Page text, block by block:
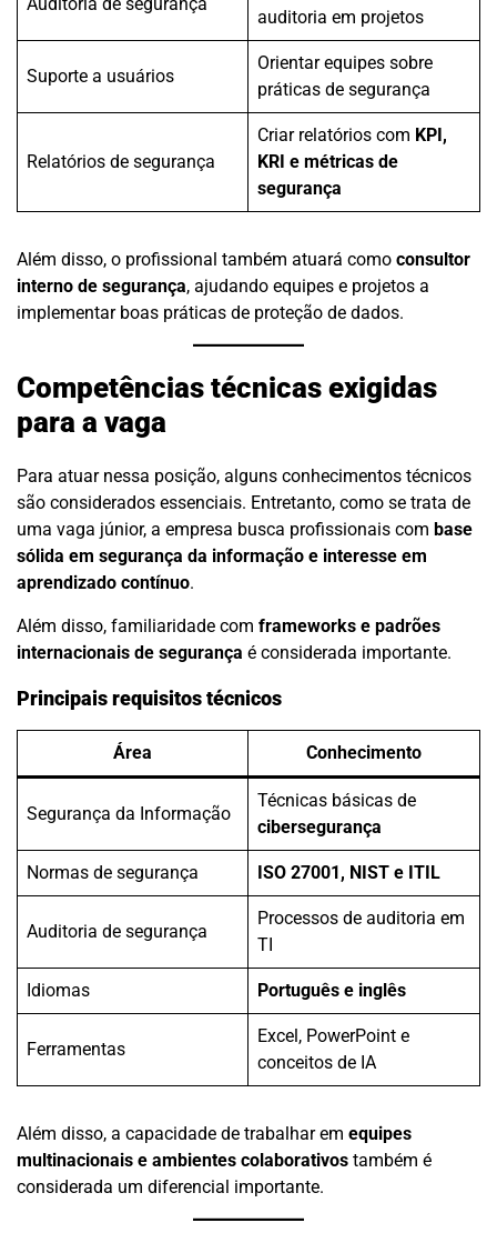
auditoria em projetos
Suporte a usuários
Orientar equipes sobre
práticas de segurança
Relatórios de segurança
Criar relatórios com KPI,
KRI e métricas de
segurança
Além disso, o profissional também atuará como consultor
interno de segurança, ajudando equipes e projetos a
implementar boas práticas de proteção de dados.
Competências técnicas exigidas
para a vaga
Para atuar nessa posição, alguns conhecimentos técnicos
são considerados essenciais. Entretanto, como se trata de
uma vaga júnior, a empresa busca profissionais com base
sólida em segurança da informação e interesse em
aprendizado contínuo.
Além disso, familiaridade com frameworks e padrões
internacionais de segurança é considerada importante.
Principais requisitos técnicos
Área Conhecimento
Segurança da Informação
Técnicas básicas de
cibersegurança
Normas de segurança ISO 27001, NIST e ITIL
Auditoria de segurança
Processos de auditoria em
TI
Idiomas Português e inglês
Ferramentas
Excel, PowerPoint e
conceitos de IA
Além disso, a capacidade de trabalhar em equipes
multinacionais e ambientes colaborativos também é
considerada um diferencial importante.